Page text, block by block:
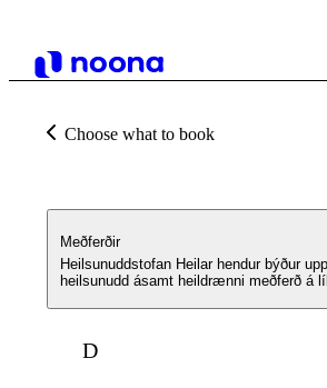
Choose what to book
Meðferðir
Heilsunuddstofan Heilar hendur býður
heilsunudd ásamt heildrænni meðferð á
D